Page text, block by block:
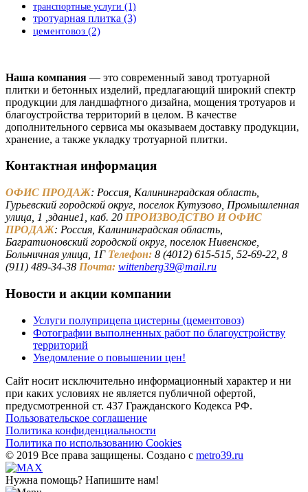
транспортные услуги (1)
тротуарная плитка (3)
цементовоз (2)
Наша компания — это современный завод тротуарной
плитки и бетонных изделий, предлагающий широкий спектр
продукции для ландшафтного дизайна, мощения тротуаров и
благоустройства территорий в целом. В качестве
дополнительного сервиса мы оказываем доставку продукции,
хранение, а также укладку тротуарной плитки.
Контактная информация
ОФИС ПРОДАЖ: Россия, Калининградская область,
Гурьевский городской округ, поселок Кутузово, Промышленная
улица, 1 ,здание1, каб. 20 ПРОИЗВОДСТВО И ОФИС
ПРОДАЖ: Россия, Калининградская область,
Багратионовский городской округ, поселок Нивенское,
Больничная улица, 1Г Телефон: 8 (4012) 615-515, 52-69-22, 8
(911) 489-34-38 Почта: wittenberg39@mail.ru
Новости и акции компании
Услуги полуприцепа цистерны (цементовоз)
Фотографии выполненных работ по благоустройству
территорий
Уведомление о повышении цен!
Сайт носит исключительно информационный характер и ни
при каких условиях не является публичной офертой,
предусмотренной ст. 437 Гражданского Кодекса РФ.
Пользовательское соглашение
Политика конфиденциальности
Политика по использованию Cookies
© 2019 Все права защищены. Создано с metro39.ru
Нужна помощь? Напишите нам!